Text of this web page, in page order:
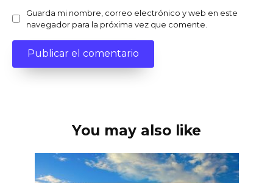
Guarda mi nombre, correo electrónico y web en este
navegador para la próxima vez que comente.
You may also like